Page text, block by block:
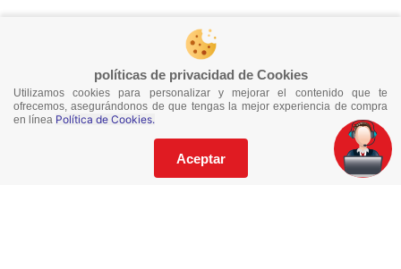
políticas de privacidad de Cookies
Utilizamos cookies para personalizar y mejorar el contenido que te
ofrecemos, asegurándonos de que tengas la mejor experiencia de compra
en línea Política de Cookies.
Aceptar
Empresa